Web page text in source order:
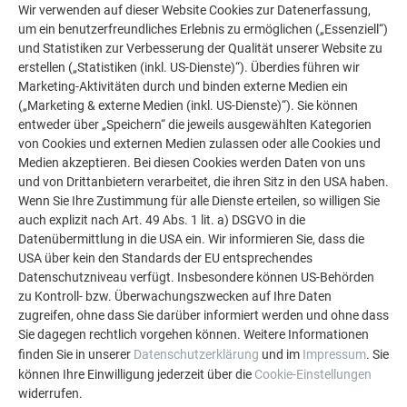
LASSEN SIE SICH INSPIRIEREN
WEITERE OBJEKTE
Die PREFA Referenzgalerie zeigt, wie vielseitig
Aluminium eingesetzt werden kann. Entdecken Sie
weitere beeindruckende Projekte mit den langlebigen
PREFA Aluminiumlösungen für Dach, Solar und
Wir verwenden auf dieser Website Cookies zur Datenerfassung,
um ein benutzerfreundliches Erlebnis zu ermöglichen („Essenziell“)
und Statistiken zur Verbesserung der Qualität unserer Website zu
erstellen („Statistiken (inkl. US-Dienste)“). Überdies führen wir
Marketing-Aktivitäten durch und binden externe Medien ein
(„Marketing & externe Medien (inkl. US-Dienste)“). Sie können
entweder über „Speichern“ die jeweils ausgewählten Kategorien
von Cookies und externen Medien zulassen oder alle Cookies und
Medien akzeptieren. Bei diesen Cookies werden Daten von uns
und von Drittanbietern verarbeitet, die ihren Sitz in den USA haben.
Wenn Sie Ihre Zustimmung für alle Dienste erteilen, so willigen Sie
auch explizit nach Art. 49 Abs. 1 lit. a) DSGVO in die
Datenübermittlung in die USA ein. Wir informieren Sie, dass die
USA über kein den Standards der EU entsprechendes
Datenschutzniveau verfügt. Insbesondere können US-Behörden
zu Kontroll- bzw. Überwachungszwecken auf Ihre Daten
zugreifen, ohne dass Sie darüber informiert werden und ohne dass
Sie dagegen rechtlich vorgehen können. Weitere Informationen
finden Sie in unserer Datenschutzerklärung und im Impressum. Sie
können Ihre Einwilligung jederzeit über die Cookie-Einstellungen
widerrufen.